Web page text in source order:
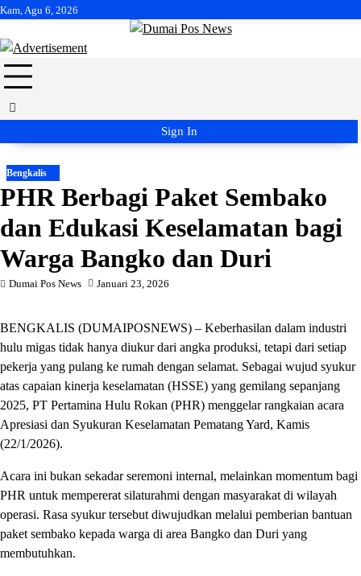
Skip
content
Kam, Agu 6, 2026
Sign In
Bengkalis
PHR Berbagi Paket Sembako
dan Edukasi Keselamatan bagi
Warga Bangko dan Duri
Dumai Pos News Januari 23, 2026
BENGKALIS (DUMAIPOSNEWS) – Keberhasilan dalam industri
hulu migas tidak hanya diukur dari angka produksi, tetapi dari setiap
pekerja yang pulang ke rumah dengan selamat. Sebagai wujud syukur
atas capaian kinerja keselamatan (HSSE) yang gemilang sepanjang
2025, PT Pertamina Hulu Rokan (PHR) menggelar rangkaian acara
Apresiasi dan Syukuran Keselamatan Pematang Yard, Kamis
(22/1/2026).
Acara ini bukan sekadar seremoni internal, melainkan momentum bagi
PHR untuk mempererat silaturahmi dengan masyarakat di wilayah
operasi. Rasa syukur tersebut diwujudkan melalui pemberian bantuan
paket sembako kepada warga di area Bangko dan Duri yang
membutuhkan.